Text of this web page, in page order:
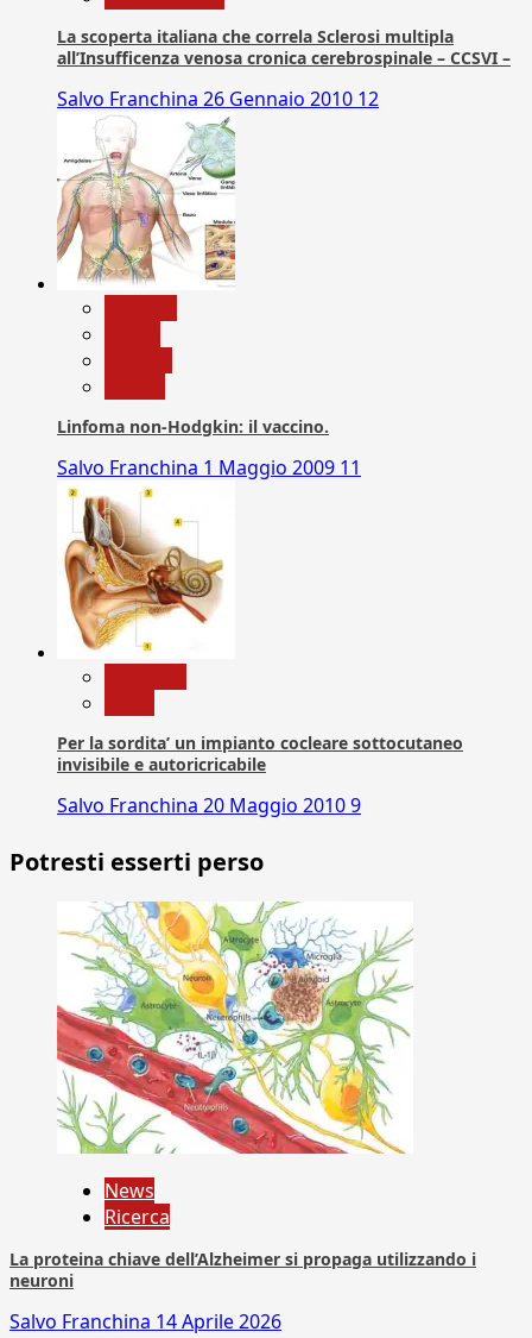
La scoperta italiana che correla Sclerosi multipla
all’Insufficenza venosa cronica cerebrospinale – CCSVI –
Salvo Franchina 26 Gennaio 2010 12
Linfoma non-Hodgkin: il vaccino.
Salvo Franchina 1 Maggio 2009 11
Per la sordita’ un impianto cocleare sottocutaneo
invisibile e autoricricabile
Salvo Franchina 20 Maggio 20109
Potresti esserti perso
News
Ricerca
La proteina chiave dell’Alzheimer si propaga utilizzando i
neuroni
Salvo Franchina 14 Aprile 2026